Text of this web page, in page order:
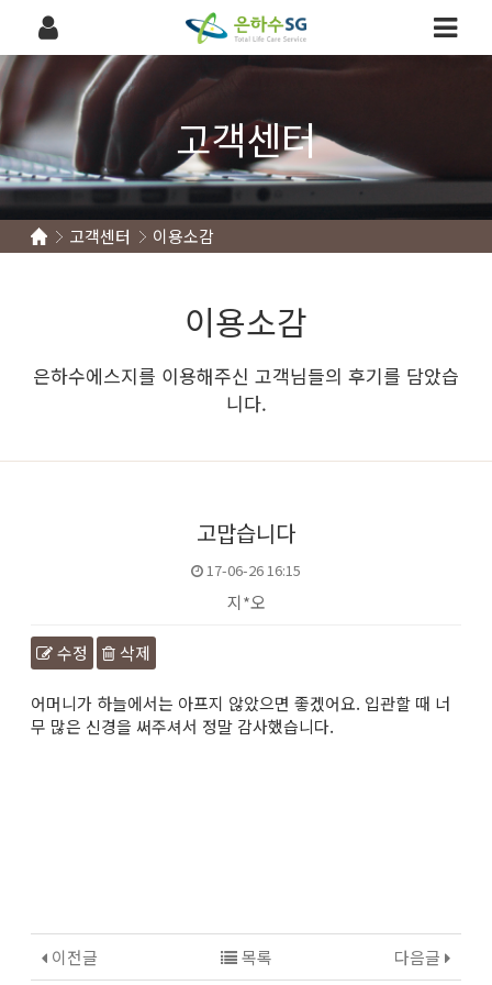
고객센터
고객센터 이용소감
이용소감
은하수에스지를 이용해주신 고객님들의 후기를 담았습
니다.
고맙습니다
17-06-26 16:15
지*오
수정 삭제
본문
어머니가 하늘에서는 아프지 않았으면 좋겠어요. 입관할 때 너
무 많은 신경을 써주셔서 정말 감사했습니다.
이전글 다음글
목록